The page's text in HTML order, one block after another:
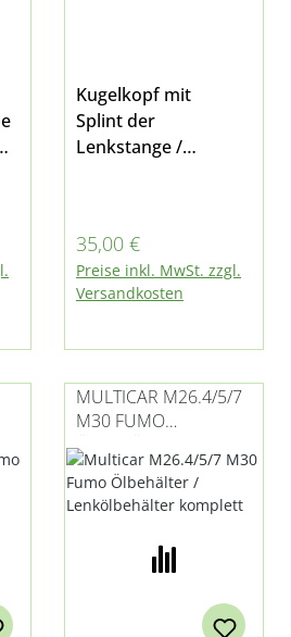
Kugelkopf mit
Splint der
Lenkstange /
Regulärer Preis:
35,00 €
Preise inkl. MwSt. zzgl.
Versandkosten
MULTICAR M26.4/5/7
M30 FUMO
ÖLBEHÄLTER /
LENKÖLBEHÄLTER
KOMPLETT